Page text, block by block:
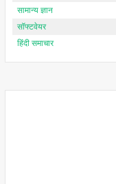
सामान्य ज्ञान
सॉफ्टवेयर
हिंदी समाचार